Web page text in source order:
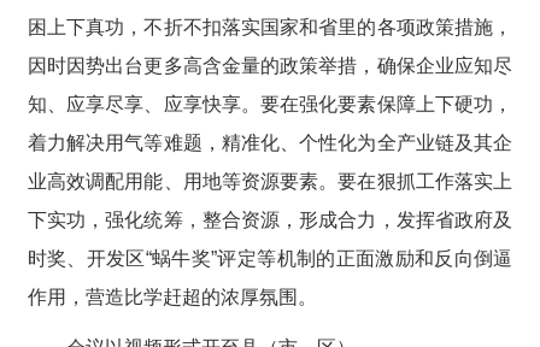
困上下真功，不折不扣落实国家和省里的各项政策措施，
因时因势出台更多高含金量的政策举措，确保企业应知尽
知、应享尽享、应享快享。要在强化要素保障上下硬功，
着力解决用气等难题，精准化、个性化为全产业链及其企
业高效调配用能、用地等资源要素。要在狠抓工作落实上
下实功，强化统筹，整合资源，形成合力，发挥省政府及
时奖、开发区“蜗牛奖”评定等机制的正面激励和反向倒逼
作用，营造比学赶超的浓厚氛围。